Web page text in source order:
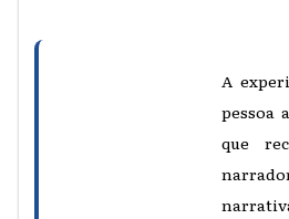
A
pessoa
que